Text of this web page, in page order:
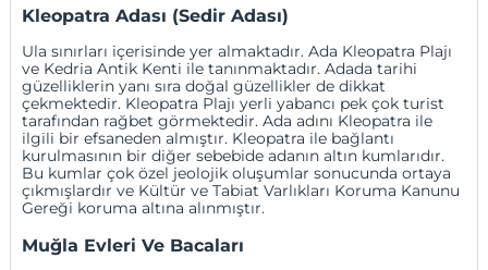
Kleopatra Adası (Sedir Adası)
Ula sınırları içerisinde yer almaktadır. Ada Kleopatra Plajı
ve Kedria Antik Kenti ile tanınmaktadır. Adada tarihi
güzelliklerin yanı sıra doğal güzellikler de dikkat
çekmektedir. Kleopatra Plajı yerli yabancı pek çok turist
tarafından rağbet görmektedir. Ada adını Kleopatra ile
ilgili bir efsaneden almıştır. Kleopatra ile bağlantı
kurulmasının bir diğer sebebide adanın altın kumlarıdır.
Bu kumlar çok özel jeolojik oluşumlar sonucunda ortaya
çıkmışlardır ve Kültür ve Tabiat Varlıkları Koruma Kanunu
Gereği koruma altına alınmıştır.
Muğla Evleri Ve Bacaları